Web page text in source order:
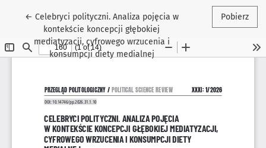
← Wróć do szczegółów artykułu
Celebryci polityczni. Analiza pojęcia w
kontekście koncepcji głębokiej
mediatyzacji, cyfrowego wrzucenia i
konsumpcji diety medialnej
Pobierz